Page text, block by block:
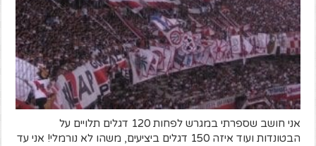
אני חושב שספרתי במגרש לפחות 120 דגלים תלויים על
הבטונדות ועוד איזה 150 דגלים ביציעים, משהו לא נורמלי! אני עד